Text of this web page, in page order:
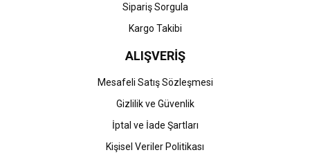
Gönder
Sipariş Sorgula
Kargo Takibi
ALIŞVERİŞ
Mesafeli Satış Sözleşmesi
Gizlilik ve Güvenlik
İptal ve İade Şartları
Kişisel Veriler Politikası